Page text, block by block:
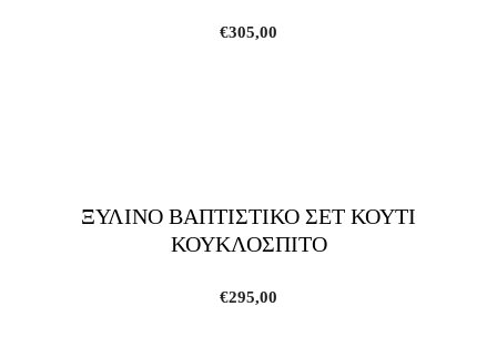
€305,00
ΞΥΛΙΝΟ ΒΑΠΤΙΣΤΙΚΟ ΣΕΤ ΚΟΥΤΙ
ΚΟΥΚΛΟΣΠΙΤΟ
€295,00